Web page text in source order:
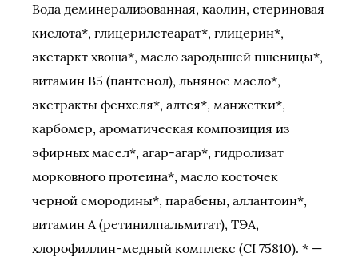
Вода деминерализованная, каолин, стериновая
кислота*, глицерилстеарат*, глицерин*,
экстаркт хвоща*, масло зародышей пшеницы*,
витамин В5 (пантенол), льняное масло*,
экстракты фенхеля*, алтея*, манжетки*,
карбомер, ароматическая композиция из
эфирных масел*, агар-агар*, гидролизат
морковного протеина*, масло косточек
черной смородины*, парабены, аллантоин*,
витамин А (ретинилпальмитат), ТЭА,
хлорофиллин-медный комплекс (CI 75810). * —